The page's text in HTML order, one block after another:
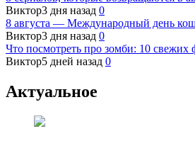
Виктор3 дня назад 0
8 августа — Международный день
Виктор3 дня назад 0
Что посмотреть про зомби: 10
Виктор5 дней назад 0
Актуальное